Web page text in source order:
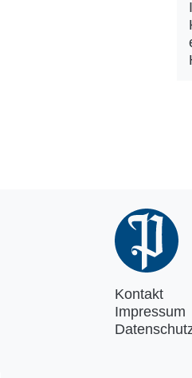
Kontakt
Impressum